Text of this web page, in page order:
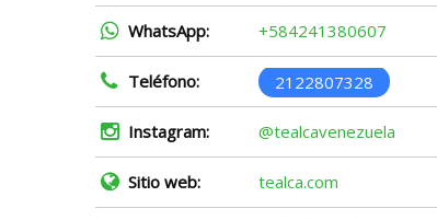
WhatsApp: +584241380607
Teléfono: 2122807328
Instagram: @tealcavenezuela
Sitio web: tealca.com